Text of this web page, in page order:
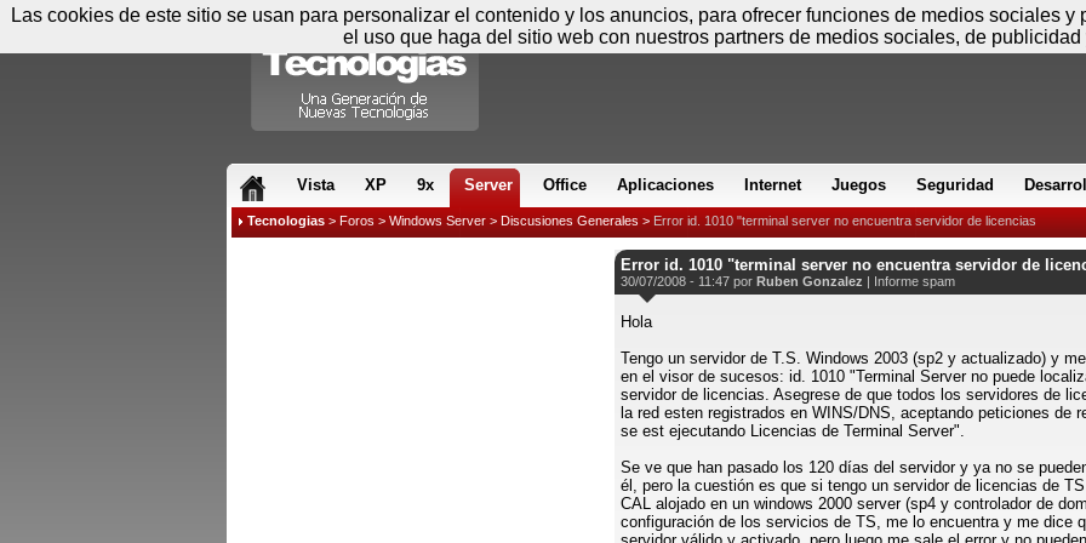
Vista XP 9x Server Office Aplicaciones Internet Juegos Seguridad
Tecnologias > Foros > Windows Server > Discusiones Generales > Error id. 1010 "terminal server no encuentra servidor de licencias
Error id. 1010 "terminal server no encuentra servidor de
30/07/2008 - 11:47 por Ruben Gonzalez | Informe spam
Hola
Tengo un servidor de T.S. Windows 2003 (sp2 y actualizado) y
en el visor de sucesos: id. 1010 "Terminal Server no puede
servidor de licencias. Asegrese de que todos los servidores de
la red esten registrados en WINS/DNS, aceptando peticiones de
se est ejecutando Licencias de Terminal Server".
Se ve que han pasado los 120 días del servidor y ya no se
él, pero la cuestión es que si tengo un servidor de licencias de
CAL alojado en un windows 2000 server (sp4 y controlador de
configuración de los servicios de TS, me lo encuentra y me dice
Las cookies de este sitio se usan para personalizar el contenido y los anuncios, para ofrecer funciones de medios sociales
el uso que haga del sitio web con nuestros partners de medios sociales, de